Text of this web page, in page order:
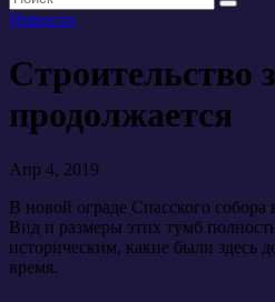
Новости
Строительство
продолжается
Апр 4, 2019
В новой ограде Спасского
Вид и размеры этих тумб
историческим, какие были здесь
время.